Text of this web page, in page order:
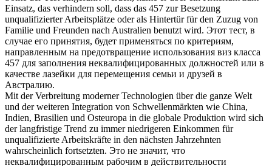
Einsatz, das verhindern soll, dass das 457 zur Besetzung
unqualifizierterArbeitsplätze oder als Hintertür für den Zuzug von
Familie und Freunden nach Australien benutzt wird. Этот тест, в
случае его принятия, будет применяться по критериям,
направленным на предотвращение использования виз класса
457 для заполнения неквалифицированных должностей или в
качестве лазейки для перемещения семьи и друзей в
Австралию.
Mit der Verbreitung moderner Technologien über die ganze Welt
und der weiteren Integration von Schwellenmärkten wie China,
Indien, Brasilien und Osteuropa in die globale Produktion wird sich
der langfristige Trend zu immer niedrigeren Einkommen für
unqualifizierte Arbeitskräfte in den nächsten Jahrzehnten
wahrscheinlich fortsetzten. Это не значит, что
неквалифицированным рабочим в действительности